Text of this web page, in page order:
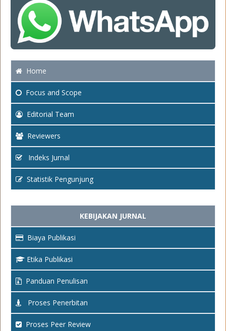
Home
Focus and Scope
Editorial Team
Reviewers
Indeks Jurnal
Statistik Pengunjung
KEBIJAKAN JURNAL
Biaya Publikasi
Etika Publikasi
Panduan Penulisan
Proses Penerbitan
Proses Peer Review